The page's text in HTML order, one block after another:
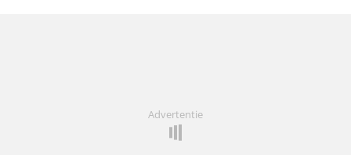
Advertentie